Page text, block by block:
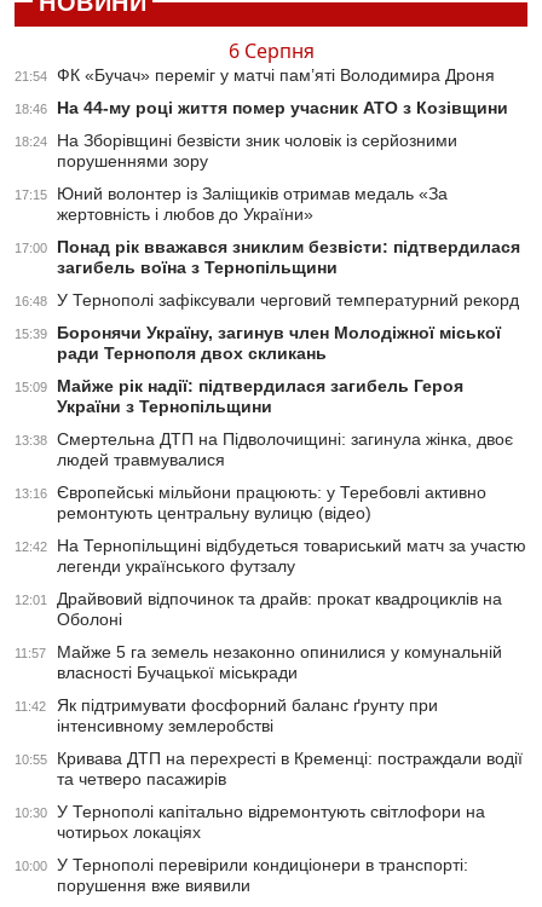
6 Серпня
21:54 ФК «Бучач» переміг у матчі пам’яті Володимира Дроня
18:46 На 44-му році життя помер учасник АТО з Козівщини
18:24
На Зборівщині безвісти зник чоловік із серйозними
порушеннями зору
17:15
Юний волонтер із Заліщиків отримав медаль «За
жертовність і любов до України»
17:00
Понад рік вважався зниклим безвісти: підтвердилася
загибель воїна з Тернопільщини
16:48 У Тернополі зафіксували черговий температурний рекорд
15:39
Боронячи Україну, загинув член Молодіжної міської
ради Тернополя двох скликань
15:09
Майже рік надії: підтвердилася загибель Героя
України з Тернопільщини
13:38
Смертельна ДТП на Підволочищині: загинула жінка, двоє
людей травмувалися
13:16
Європейські мільйони працюють: у Теребовлі активно
ремонтують центральну вулицю (відео)
12:42
На Тернопільщині відбудеться товариський матч за участю
легенди українського футзалу
12:01
Драйвовий відпочинок та драйв: прокат квадроциклів на
Оболоні
11:57
Майже 5 га земель незаконно опинилися у комунальній
власності Бучацької міськради
11:42
Як підтримувати фосфорний баланс ґрунту при
інтенсивному землеробстві
10:55
Кривава ДТП на перехресті в Кременці: постраждали водії
та четверо пасажирів
10:30
У Тернополі капітально відремонтують світлофори на
чотирьох локаціях
10:00
У Тернополі перевірили кондиціонери в транспорті:
порушення вже виявили